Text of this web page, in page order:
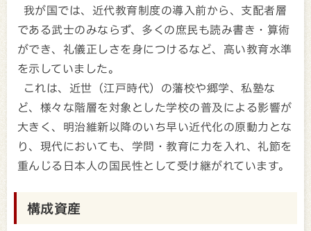
我が国では、近代教育制度の導入前から、支配者層
である武士のみならず、多くの庶民も読み書き・算術
ができ、礼儀正しさを身につけるなど、高い教育水準
を示していました。
これは、近世（江戸時代）の藩校や郷学、私塾な
ど、様々な階層を対象とした学校の普及による影響が
大きく、明治維新以降のいち早い近代化の原動力とな
り、現代においても、学問・教育に力を入れ、礼節を
重んじる日本人の国民性として受け継がれています。
構成資産